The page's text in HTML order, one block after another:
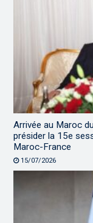
Arrivée au Maroc
présider la 15e
Maroc-France
15/07/2026